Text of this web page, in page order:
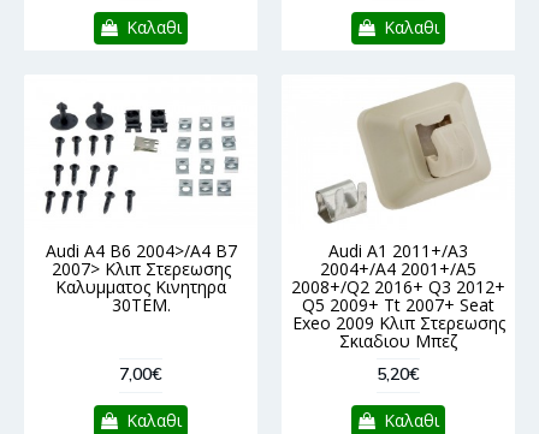
Καλαθι Καλαθι
Audi A4 B6 2004>/A4 B7
2007> Κλιπ Στερεωσης
Καλυμματος Κινητηρα
30ΤΕΜ.
7,00€
Καλαθι
Audi A1 2011+/A3
2004+/A4 2001+/A5
2008+/Q2 2016+ Q3 2012+
Q5 2009+ Tt 2007+ Seat
Exeo 2009 Κλιπ Στερεωσης
Σκιαδιου Μπεζ
5,20€
Καλαθι